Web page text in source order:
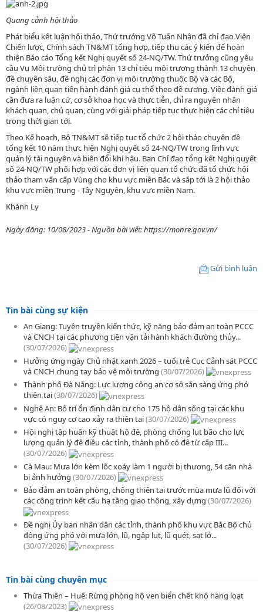
Quang cảnh hội thảo
Phát biểu kết luận hội thảo, Thứ trưởng Võ Tuấn Nhân đã chỉ đạo Viện
Chiến lược, Chính sách TN&MT tổng hợp, tiếp thu các ý kiến để hoàn
thiện Báo cáo Tổng kết Nghị quyết số 24-NQ/TW. Thứ trưởng cũng yêu
cầu Vụ Môi trường chủ trì phân 13 chỉ tiêu môi trương thành 13 chuyên
đề chuyên sâu, đề nghị các đơn vị môi trường thuộc Bộ và các Bộ,
ngành liên quan tiến hành đánh giá cụ thể theo đề cương. Việc đánh giá
cần đưa ra luận cứ, cơ sở khoa học và thực tiễn, chỉ ra nguyên nhân
khách quan, chủ quan, cùng với giải pháp tiếp tục thực hiện các chỉ tiêu
trong thời gian tới.
Theo Kế hoạch, Bộ TN&MT sẽ tiếp tục tổ chức 2 hội thảo chuyên đề
tổng kết 10 năm thực hiện Nghị quyết số 24-NQ/TW trong lĩnh vực
quản lý tài nguyên và biến đổi khí hậu. Ban Chỉ đạo tổng kết Nghị quyết
số 24-NQ/TW phối hợp với các đơn vị liên quan tổ chức đã tổ chức hội
thảo tham vấn cấp Vùng cho khu vực miền Bắc và sắp tới là 2 hội thảo
khu vực miền Trung - Tây Nguyên, khu vực miền Nam.
Khánh Ly
Ngày đăng: 10/08/2023 - Nguồn bài viết: https://monre.gov.vn/
Gửi bình luận
Tin bài cùng sự kiện
An Giang: Tuyên truyền kiến thức, kỹ năng bảo đảm an toàn PCCC
và CNCH tại các phương tiện vận tải hành khách đường thủy...
(30/07/2026)
Hưởng ứng ngày Chủ nhật xanh 2026 – tuổi trẻ Cục Cảnh sát PCCC
và CNCH chung tay bảo vệ môi trường (30/07/2026)
Thành phố Đà Nẵng: Lực lượng công an cơ sở sẵn sàng ứng phó
thiên tai(30/07/2026)
Nghệ An: Bố trí ổn định dân cư cho 175 hộ dân sống tại các khu
vực có nguy cơ cao xảy ra thiên tai(30/07/2026)
Hội nghị tập huấn kỹ thuật hộ đê, phòng chống lụt bão cho lực
lượng quản lý đê điều các tỉnh, thành phố có đê từ cấp III...
(30/07/2026)
Cà Mau: Mưa lớn kèm lốc xoáy làm 1 người bị thương, 54 căn nhà
bị ảnh hưởng (30/07/2026)
Bảo đảm an toàn phòng, chống thiên tai trước mùa mưa lũ đối với
các công trình kết cấu hạ tầng giao thông, xây dựng (30/07/2026)
Đề nghị Ủy ban nhân dân các tỉnh, thành phố khu vực Bắc Bộ chủ
động ứng phó với mưa lớn, lũ, ngập lụt, lũ quét, sạt lở...
(30/07/2026)
Tin bài cùng chuyên mục
Thừa Thiên – Huế: Rừng phòng hộ ven biển chết khô hàng loạt
(26/08/2023)